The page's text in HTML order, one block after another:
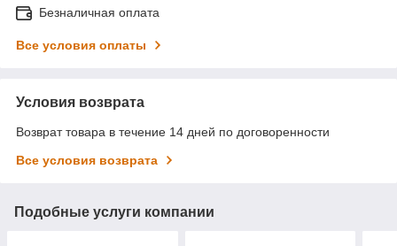
Безналичная оплата
Все условия оплаты
Условия возврата
Возврат товара в течение 14 дней по договоренности
Все условия возврата
Подобные услуги компании